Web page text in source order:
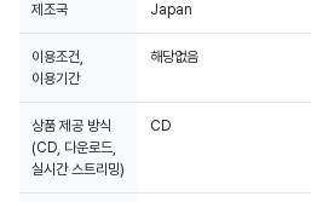
제조국 Japan
이용조건,
이용기간
해당없음
상품 제공 방식
(CD, 다운로드,
실시간 스트리밍)
CD